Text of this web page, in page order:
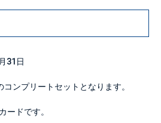
31日
ンプリートセットとなります。
ードです。